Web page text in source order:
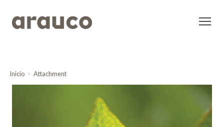
Inicio Attachment